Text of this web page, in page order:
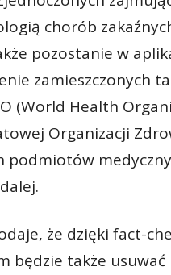
chorób
pozostanie w
zamieszczonych
(World Health
Organizacji
podmiotów
że dzięki fact-
będzie także